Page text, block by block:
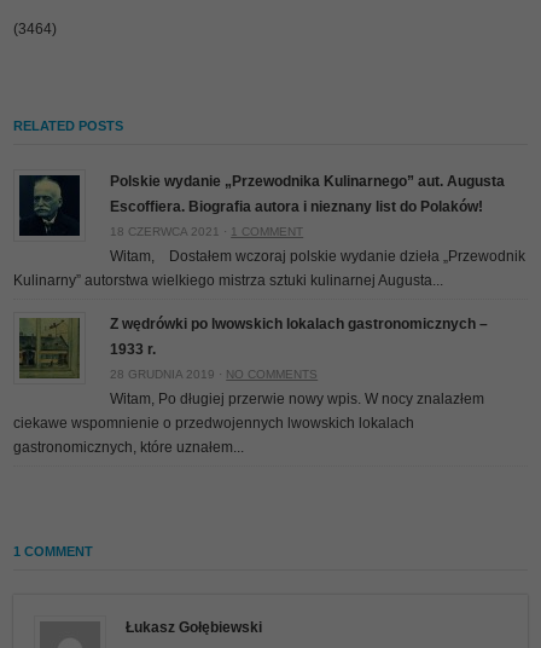
(3464)
RELATED POSTS
Polskie wydanie „Przewodnika Kulinarnego” aut. Augusta
Escoffiera. Biografia autora i nieznany list do Polaków!
18 CZERWCA 2021 · 1 COMMENT
Witam, Dostałem wczoraj polskie wydanie dzieła „Przewodnik
Kulinarny” autorstwa wielkiego mistrza sztuki kulinarnej Augusta...
Z wędrówki po lwowskich lokalach gastronomicznych –
1933 r.
28 GRUDNIA 2019 · NO COMMENTS
Witam, Po długiej przerwie nowy wpis. W nocy znalazłem
ciekawe wspomnienie o przedwojennych lwowskich lokalach
gastronomicznych, które uznałem...
1 COMMENT
Łukasz Gołębiewski